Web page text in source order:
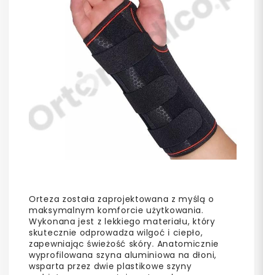
Orteza została zaprojektowana z myślą o
maksymalnym komforcie użytkowania.
Wykonana jest z lekkiego materiału, który
skutecznie odprowadza wilgoć i ciepło,
zapewniając świeżość skóry. Anatomicznie
wyprofilowana szyna aluminiowa na dłoni,
wsparta przez dwie plastikowe szyny